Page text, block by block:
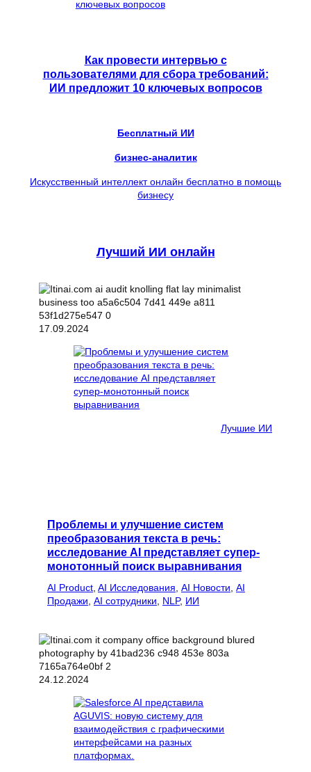
Как провести интервью с
пользователями для сбора требований:
ИИ предложит 10 ключевых вопросов
Бесплатный ИИ
бизнес-аналитик
Искусственный интеллект онлайн бесплатно в помощь
бизнесу
Лучший ИИ онлайн
17.09.2024
Лучшие ИИ
Проблемы и улучшение систем
преобразования текста в речь:
исследование AI представляет супер-
монотонный поиск выравнивания
AI Product AI Исследования AI Новости AI
Продажи AI сотрудники NLP, ИИ
24.12.2024